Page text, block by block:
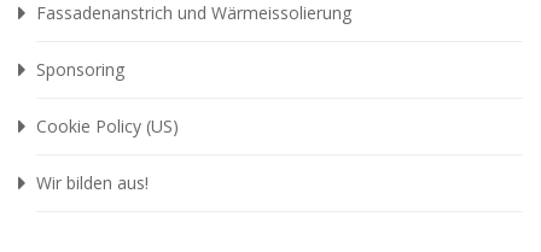
Fassadenanstrich und Wärmeissolierung
Sponsoring
Cookie Policy (US)
Wir bilden aus!